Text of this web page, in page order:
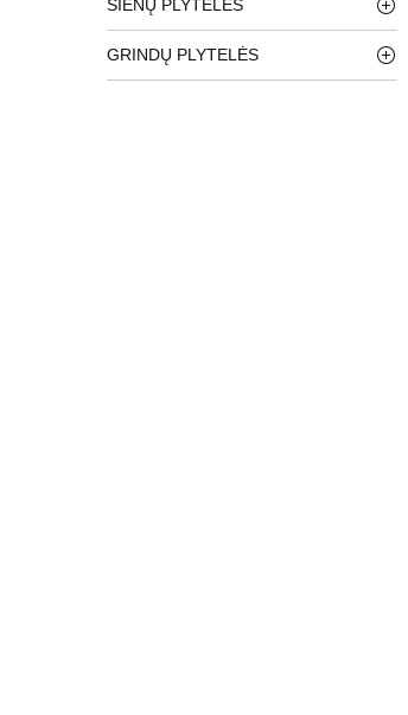
SIENŲ PLYTELĖS
GRINDŲ PLYTELĖS